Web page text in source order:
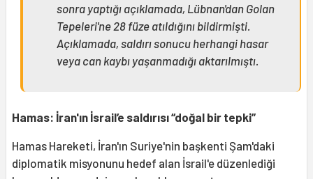
sonra yaptığı açıklamada, Lübnan'dan Golan
Tepeleri'ne 28 füze atıldığını bildirmişti.
Açıklamada, saldırı sonucu herhangi hasar
veya can kaybı yaşanmadığı aktarılmıştı.
Hamas: İran'ın İsrail’e saldırısı “doğal bir tepki”
Hamas Hareketi, İran'ın Suriye'nin başkenti Şam'daki
diplomatik misyonunu hedef alan İsrail'e düzenlediği